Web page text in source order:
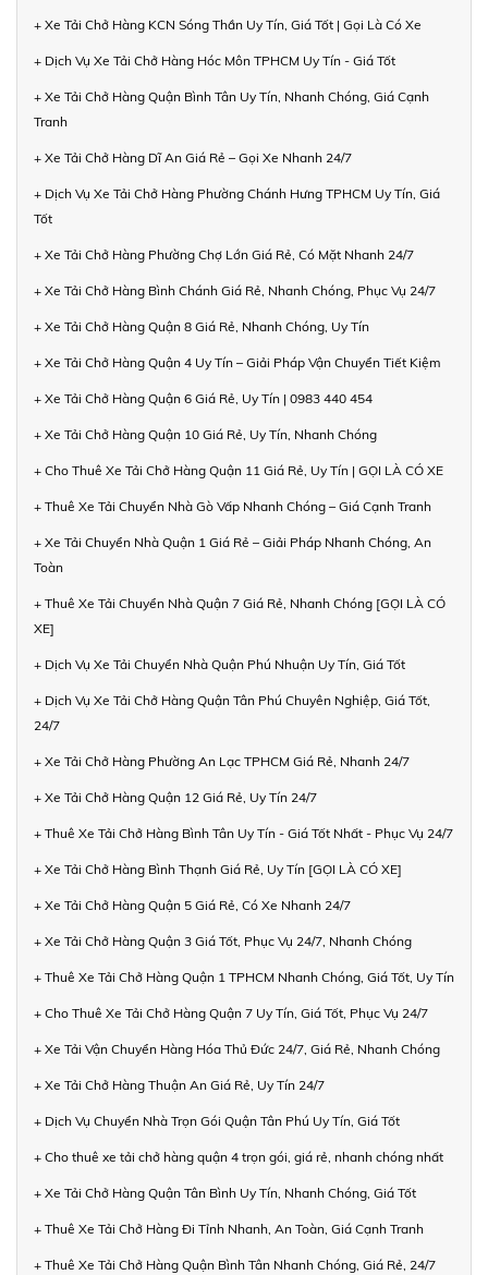
+ Xe Tải Chở Hàng KCN Sóng Thần Uy Tín, Giá Tốt | Gọi Là Có Xe
+ Dịch Vụ Xe Tải Chở Hàng Hóc Môn TPHCM Uy Tín - Giá Tốt
+ Xe Tải Chở Hàng Quận Bình Tân Uy Tín, Nhanh Chóng, Giá Cạnh
Tranh
+ Xe Tải Chở Hàng Dĩ An Giá Rẻ – Gọi Xe Nhanh 24/7
+ Dịch Vụ Xe Tải Chở Hàng Phường Chánh Hưng TPHCM Uy Tín, Giá
Tốt
+ Xe Tải Chở Hàng Phường Chợ Lớn Giá Rẻ, Có Mặt Nhanh 24/7
+ Xe Tải Chở Hàng Bình Chánh Giá Rẻ, Nhanh Chóng, Phục Vụ 24/7
+ Xe Tải Chở Hàng Quận 8 Giá Rẻ, Nhanh Chóng, Uy Tín
+ Xe Tải Chở Hàng Quận 4 Uy Tín – Giải Pháp Vận Chuyển Tiết Kiệm
+ Xe Tải Chở Hàng Quận 6 Giá Rẻ, Uy Tín | 0983 440 454
+ Xe Tải Chở Hàng Quận 10 Giá Rẻ, Uy Tín, Nhanh Chóng
+ Cho Thuê Xe Tải Chở Hàng Quận 11 Giá Rẻ, Uy Tín | GỌI LÀ CÓ XE
+ Thuê Xe Tải Chuyển Nhà Gò Vấp Nhanh Chóng – Giá Cạnh Tranh
+ Xe Tải Chuyển Nhà Quận 1 Giá Rẻ – Giải Pháp Nhanh Chóng, An
Toàn
+ Thuê Xe Tải Chuyển Nhà Quận 7 Giá Rẻ, Nhanh Chóng [GỌI LÀ CÓ
XE]
+ Dịch Vụ Xe Tải Chuyển Nhà Quận Phú Nhuận Uy Tín, Giá Tốt
+ Dịch Vụ Xe Tải Chở Hàng Quận Tân Phú Chuyên Nghiệp, Giá Tốt,
24/7
+ Xe Tải Chở Hàng Phường An Lạc TPHCM Giá Rẻ, Nhanh 24/7
+ Xe Tải Chở Hàng Quận 12 Giá Rẻ, Uy Tín 24/7
+ Thuê Xe Tải Chở Hàng Bình Tân Uy Tín - Giá Tốt Nhất - Phục Vụ 24/7
+ Xe Tải Chở Hàng Bình Thạnh Giá Rẻ, Uy Tín [GỌI LÀ CÓ XE]
+ Xe Tải Chở Hàng Quận 5 Giá Rẻ, Có Xe Nhanh 24/7
+ Xe Tải Chở Hàng Quận 3 Giá Tốt, Phục Vụ 24/7, Nhanh Chóng
+ Thuê Xe Tải Chở Hàng Quận 1 TPHCM Nhanh Chóng, Giá Tốt, Uy Tín
+ Cho Thuê Xe Tải Chở Hàng Quận 7 Uy Tín, Giá Tốt, Phục Vụ 24/7
+ Xe Tải Vận Chuyển Hàng Hóa Thủ Đức 24/7, Giá Rẻ, Nhanh Chóng
+ Xe Tải Chở Hàng Thuận An Giá Rẻ, Uy Tín 24/7
+ Dịch Vụ Chuyển Nhà Trọn Gói Quận Tân Phú Uy Tín, Giá Tốt
+ Cho thuê xe tải chở hàng quận 4 trọn gói, giá rẻ, nhanh chóng nhất
+ Xe Tải Chở Hàng Quận Tân Bình Uy Tín, Nhanh Chóng, Giá Tốt
+ Thuê Xe Tải Chở Hàng Đi Tỉnh Nhanh, An Toàn, Giá Cạnh Tranh
+ Thuê Xe Tải Chở Hàng Quận Bình Tân Nhanh Chóng, Giá Rẻ, 24/7